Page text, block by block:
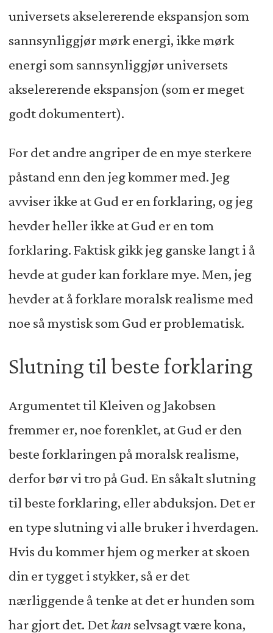
universets akselererende ekspansjon som
sannsynliggjør mørk energi, ikke mørk
energi som sannsynliggjør universets
akselererende ekspansjon (som er meget
godt dokumentert).
For det andre angriper de en mye sterkere
påstand enn den jeg kommer med. Jeg
avviser ikke at Gud er en forklaring, og jeg
hevder heller ikke at Gud er en tom
forklaring. Faktisk gikk jeg ganske langt i å
hevde at guder kan forklare mye. Men, jeg
hevder at å forklare moralsk realisme med
noe så mystisk som Gud er problematisk.
Slutning til beste forklaring
Argumentet til Kleiven og Jakobsen
fremmer er, noe forenklet, at Gud er den
beste forklaringen på moralsk realisme,
derfor bør vi tro på Gud. En såkalt slutning
til beste forklaring, eller abduksjon. Det er
en type slutning vi alle bruker i hverdagen.
Hvis du kommer hjem og merker at skoen
din er tygget i stykker, så er det
nærliggende å tenke at det er hunden som
har gjort det. Detkan selvsagt være kona,